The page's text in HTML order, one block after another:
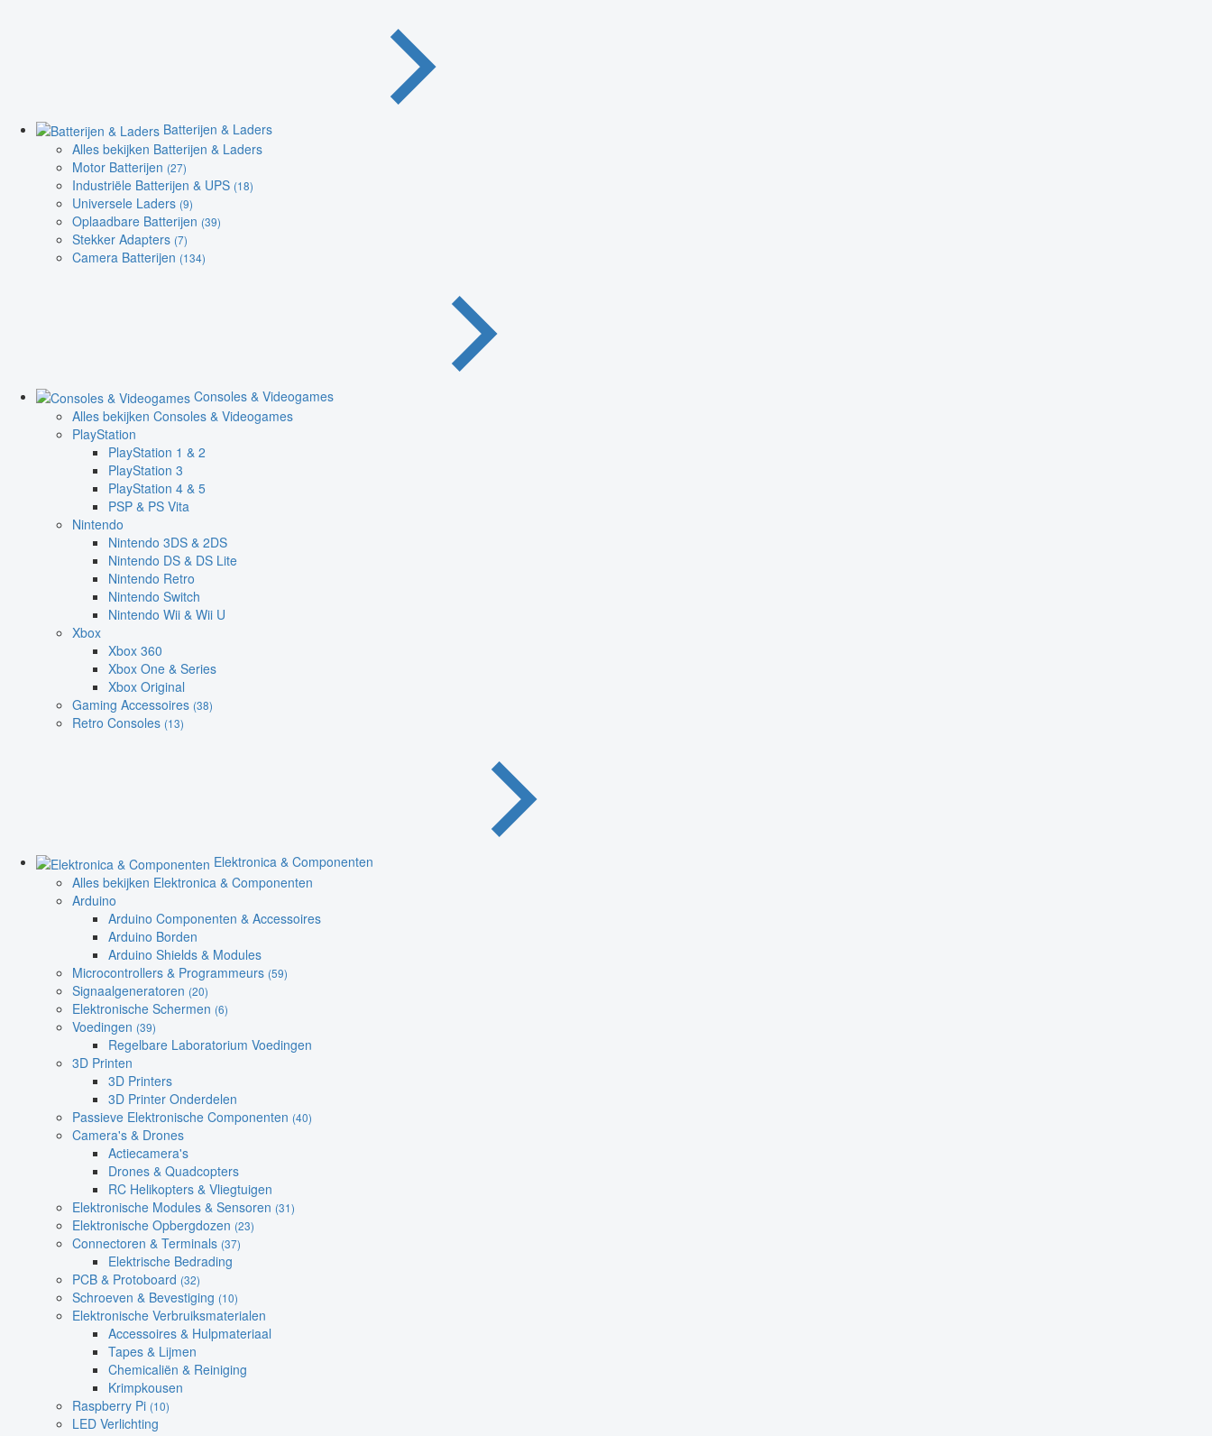
Batterijen & Laders
Alles bekijken Batterijen & Laders
Motor Batterijen (27)
Industriële Batterijen & UPS (18)
Universele Laders (9)
Oplaadbare Batterijen (39)
Stekker Adapters (7)
Camera Batterijen (134)
Consoles & Videogames
Alles bekijken Consoles & Videogames
PlayStation
PlayStation 1 & 2
PlayStation 3
PlayStation 4 & 5
PSP & PS Vita
Nintendo
Nintendo 3DS & 2DS
Nintendo DS & DS Lite
Nintendo Retro
Nintendo Switch
Nintendo Wii & Wii U
Xbox
Xbox 360
Xbox One & Series
Xbox Original
Gaming Accessoires (38)
Retro Consoles (13)
Elektronica & Componenten
Alles bekijken Elektronica & Componenten
Arduino
Arduino Componenten & Accessoires
Arduino Borden
Arduino Shields & Modules
Microcontrollers & Programmeurs (59)
Signaalgeneratoren (20)
Elektronische Schermen (6)
Voedingen (39)
Regelbare Laboratorium Voedingen
3D Printen
3D Printers
3D Printer Onderdelen
Passieve Elektronische Componenten (40)
Camera's & Drones
Actiecamera's
Drones & Quadcopters
RC Helikopters & Vliegtuigen
Elektronische Modules & Sensoren (31)
Elektronische Opbergdozen (23)
Connectoren & Terminals (37)
Elektrische Bedrading
PCB & Protoboard (32)
Schroeven & Bevestiging (10)
Elektronische Verbruiksmaterialen
Accessoires & Hulpmateriaal
Tapes & Lijmen
Chemicaliën & Reiniging
Krimpkousen
Raspberry Pi (10)
LED Verlichting